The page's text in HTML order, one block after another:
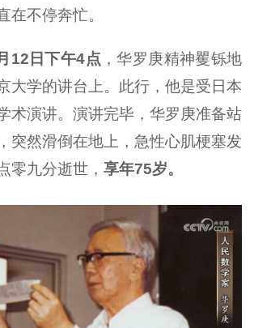
在不停奔忙。
12日下午4点 ，华罗庚精神矍铄地
大学的讲台上。此行，他是受日本
术演讲。演讲完毕，华罗庚准备站
突然滑倒在地上，急性心肌梗塞发
零九分逝世， 享年75岁。